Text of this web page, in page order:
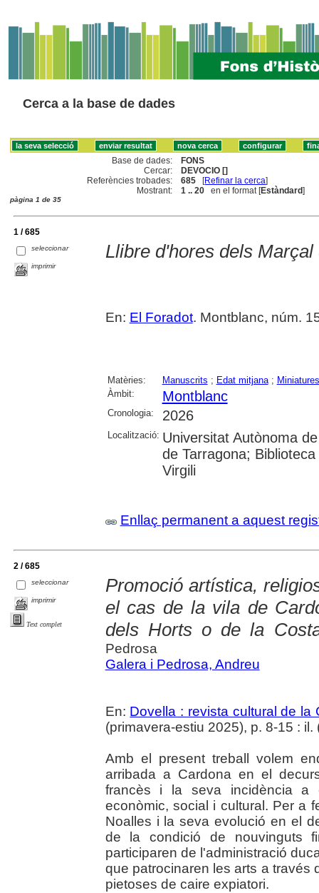
Cerca a la base de dades
Base de dades:
FONS
Cercar:
DEVOCIO []
Referències trobades:
685 [Refinar la cerca]
Mostrant:
1 .. 20 en el format [Estàndard]
pàgina 1 de 35
1 / 685
seleccionar
imprimir
Llibre d'hores dels
En: El Foradot. Montblanc, núm.
Matèries: Manuscrits ; Edat mitjana; Miniatures
Àmbit:
Montblanc
Cronologia: 2026
Localització: Universitat Autònoma
de Tarragona;
Virgili
Enllaç permanent a aquest
2 / 685
seleccionar
imprimir
Text complet
Promoció artística,
el cas de la vila de
dels Horts o de la
Pedrosa
Galera i Pedrosa, Andreu
En: Dovella : revista cultural de la
(primavera-estiu 2025), p. 8-15 : il.
Amb el present treball volem
arribada a Cardona en el
francès i la seva incidència
econòmic, social i cultural. Per a
Noalles i la seva evolució en el
de la condició de nouvinguts
participaren de l'administració
que patrocinaren les arts a través
pietoses de caire expiatori.